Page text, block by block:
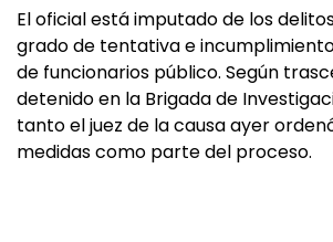
El oficial está imputado de los
grado de tentativa e
de funcionarios público. Según
detenido en la Brigada de
tanto el juez de la causa ayer
medidas como parte del proceso.